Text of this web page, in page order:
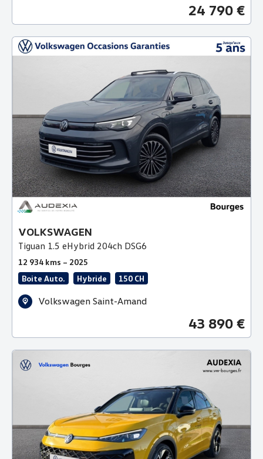
24 790 €
VOLKSWAGEN
Tiguan 1.5 eHybrid 204ch DSG6
12 934 kms – 2025
Boite Auto.
Hybride 150 CH
Volkswagen Saint-Amand
43 890 €